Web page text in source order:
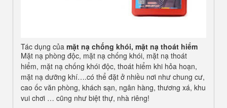
Tác dụng của mặt nạ chống khói, mặt nạ thoát hiểm
Mặt nạ phòng độc, mặt nạ chống khói, mặt nạ thoát
hiểm, mặt nạ chống khói độc, thoát hiểm khi hỏa hoạn,
mặt nạ dưỡng khí….có thể đặt ở nhiều nơi như chung cư,
cao ốc văn phòng, khách sạn, ngân hàng, thương xá, khu
vui chơi … cũng như biệt thự, nhà riêng!